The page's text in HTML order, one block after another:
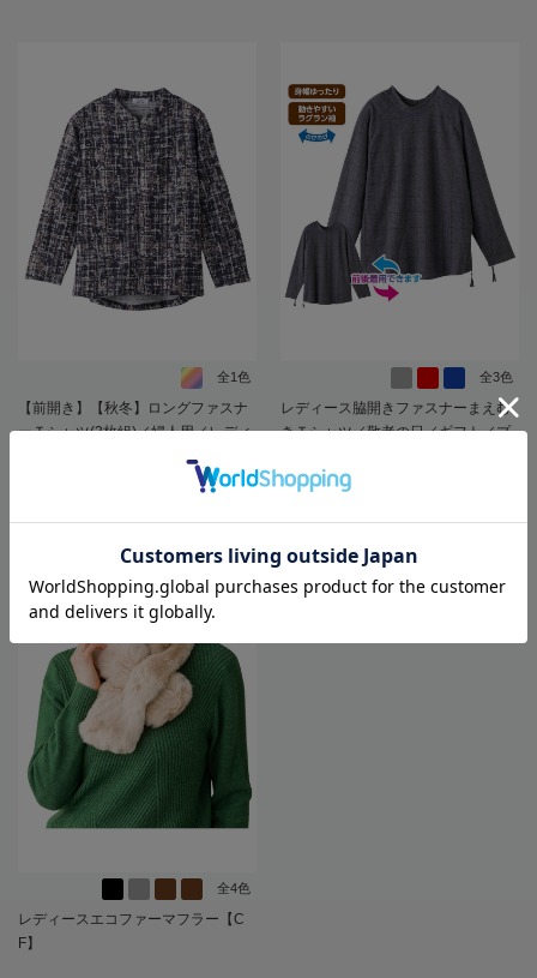
全1色
【前開き】【秋冬】ロングファスナ
ーＴシャツ(3枚組)／婦人用／レディ
付／後ろ長め／ゆったり／ギフト／
全3色
レディース脇開きファスナーまえむ
きＴシャツ／敬老の日／ギフト／プ
3,938
全4色
レディースエコファーマフラー【C
F】